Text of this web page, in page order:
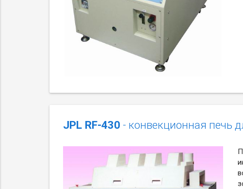
JPL RF-430 - конвекционная печь